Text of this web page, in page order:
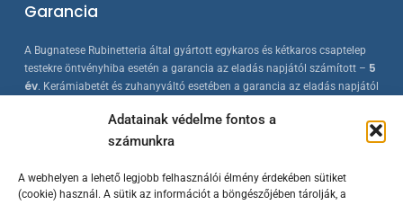
Adatainak védelme fontos a
számunkra
A webhelyen a lehető legjobb felhasználói élmény érdekében sütiket
(cookie) használ. A sütik az információt a böngészőjében tárolják, a
Garancia
A Bugnatese Rubinetteria által gyártott egykaros és kétkaros csaptelep
testekre öntvényhiba esetén a garancia az eladás napjától számított – 5
év. Kerámiabetét és zuhanyváltó esetében a garancia az eladás napjától
szabványokkal összhangban készülnek, folyamatos minőség-ellenőrzés